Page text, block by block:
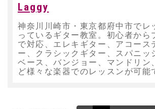
Laggy
神奈川川崎市・東京都府中市でレ
っているギター教室。初心者から
で対応、エレキギター、アコース
ー、クラシックギター、スパニッ
ベース、バンジョー、マンドリン
ど様々な楽器でのレッスンが可能